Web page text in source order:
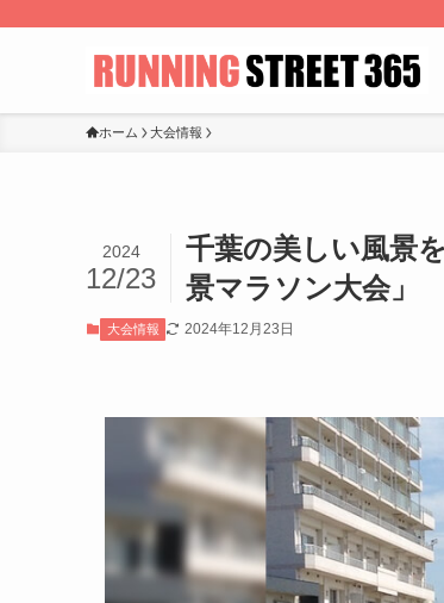
ホーム 大会情報
千葉の美しい風景
景マラソン大会」
2024
12/23
大会情報 2024年12月23日